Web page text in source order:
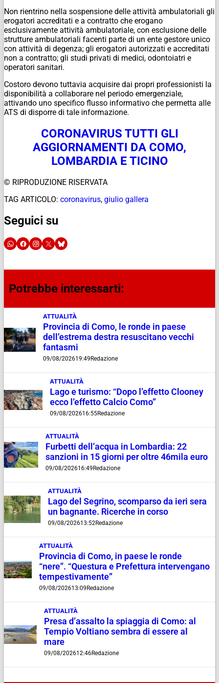
Non rientrino nella sospensione delle attività ambulatoriali gli
erogatori accreditati e a contratto che erogano
esclusivamente attività ambulatoriale, con esclusione delle
strutture ambulatoriali facenti parte di un ente gestore unico
con attività di degenza; gli erogatori autorizzati e accreditati
non a contratto; gli studi privati di medici, odontoiatri e
operatori sanitari.
Costoro devono tuttavia acquisire dai propri professionisti la
disponibilità a collaborare nel periodo emergenziale,
attivando uno specifico flusso informativo che permetta alle
ATS di disporre di tale informazione.
CORONAVIRUS TUTTI GLI
AGGIORNAMENTI DA COMO,
LOMBARDIA E TICINO
© RIPRODUZIONE RISERVATA
TAG ARTICOLO: coronavirus, giulio gallera
Seguici su
Potrebbe interessarti:
ATTUALITÀ
Provincia di Como, le ronde in paese
dell’estrema destra resuscitano vecchi
fantasmi
09/08/202619:49Redazione
ATTUALITÀ
Lago e turismo: “Dopo l’effetto Clooney
ecco l’effetto Calcio Como”
09/08/202616:55Redazione
ATTUALITÀ
Furbetti dell’acqua in Lombardia: 22
sanzioni in 15 giorni per oltre 46mila euro
09/08/202616:49Redazione
ATTUALITÀ
Lago del Segrino, scomparso da ieri sera
un bagnante. Ricerche in corso
09/08/202613:52Redazione
ATTUALITÀ
Provincia di Como, in paese le ronde
“nere”. “Questura e Prefettura intervengano
tempestivamente”
09/08/202613:09Redazione
ATTUALITÀ
Presa d’assalto la spiaggia di Como: al
Tempio Voltiano sembra di essere al
mare
09/08/202612:46Redazione